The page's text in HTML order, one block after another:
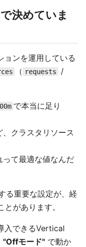
決めていま
ョンを運用している
（ requests /
で本当に足り
クラスタリソース
って最適な値なんだ
る重要な設定が、経
があります。
入できるVertical
"Offモード" で動か